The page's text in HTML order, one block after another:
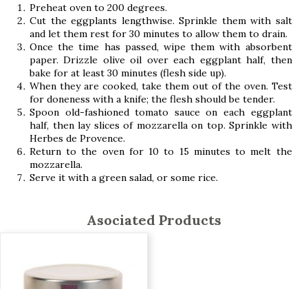
Preheat oven to 200 degrees.
Cut the eggplants lengthwise. Sprinkle them with salt
and let them rest for 30 minutes to allow them to drain.
Once the time has passed, wipe them with absorbent
paper. Drizzle olive oil over each eggplant half, then
bake for at least 30 minutes (flesh side up).
When they are cooked, take them out of the oven. Test
for doneness with a knife; the flesh should be tender.
Spoon old-fashioned tomato sauce on each eggplant
half, then lay slices of mozzarella on top. Sprinkle with
Herbes de Provence.
Return to the oven for 10 to 15 minutes to melt the
mozzarella.
Serve it with a green salad, or some rice.
Asociated Products